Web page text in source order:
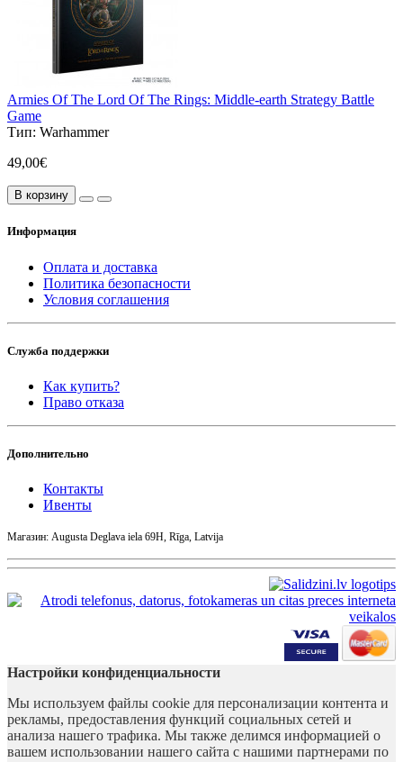
Armies Of The Lord Of The Rings: Middle-earth Strategy Battle
Game
Тип: Warhammer
49,00€
В корзину
Информация
Оплата и доставка
Политика безопасности
Условия соглашения
Служба поддержки
Как купить?
Право отказа
Дополнительно
Контакты
Ивенты
Магазин: Augusta Deglava iela 69H, Rīga, Latvija
Настройки конфиденциальности
Мы используем файлы cookie для персонализации контента и
рекламы, предоставления функций социальных сетей и
анализа нашего трафика. Мы также делимся информацией о
вашем использовании нашего сайта с нашими партнерами по